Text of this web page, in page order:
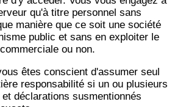
qu'à titre personnel sans
manière que ce soit une société
public et sans en exploiter le
ou non.
êtes conscient d'assumer seul
responsabilité si un ou plusieurs
déclarations susmentionnés